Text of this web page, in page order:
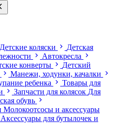
Детские коляски
Детская
Автокресла
конверты
Детский
Манежи, ходунки, качалки
ребенка
Товары для
Запчасти для колясок Для
обувь
Молокоотсосы и аксессуары
Аксессуары для бутылочек и